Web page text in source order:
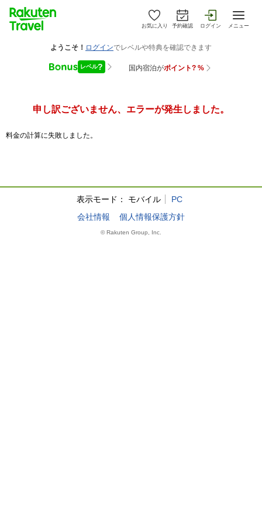
お気に入り 予約確認 ログイン メニュー
申し訳ございません、エラーが発生しました。
料金の計算に失敗しました。
表示モード： モバイル
PC
会社情報
個人情報保護方針
© Rakuten Group, Inc.